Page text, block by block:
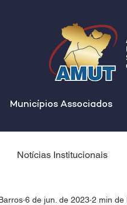
Municípios Associados
Notícias Institucionais
6 de jun. de 2023 2 min de